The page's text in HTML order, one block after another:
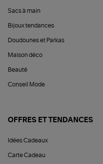
Sacs à main
Bijoux tendances
Doudounes et Parkas
Maison déco
Beauté
Conseil Mode
OFFRES ET TENDANCES
Idées Cadeaux
Carte Cadeau